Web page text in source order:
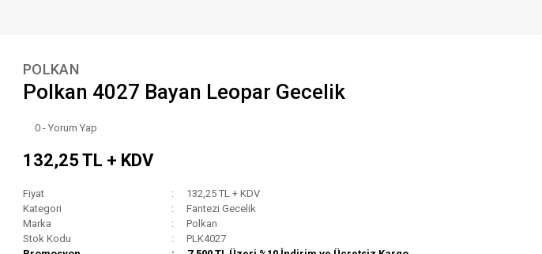
POLKAN
Polkan 4027 Bayan Leopar Gecelik
0 - Yorum Yap
132,25 TL + KDV
Fiyat
132,25 TL + KDV
Kategori
Fantezi Gecelik
Marka
Polkan
Stok Kodu
PLK4027